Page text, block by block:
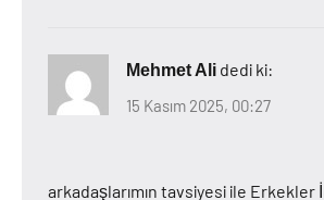
Mehmet Ali dedi ki:
15 Kasım 2025, 00:27
arkadaşlarımın tavsiyesi ile Erkekler